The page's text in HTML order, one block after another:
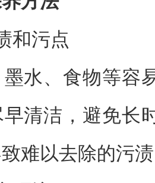
和污点
水、食物等容
清洁，避免长
致难以去除的污